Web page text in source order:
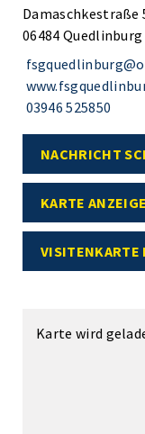
Damaschkestraße
06484 Quedlinburg
03946 525850
NACHRICHT
KARTE
VISITENKARTE
Karte wird